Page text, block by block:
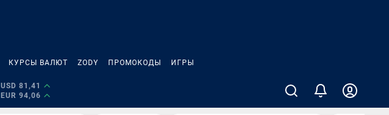
КУРСЫ ВАЛЮТ ZODY ПРОМОКОДЫ ИГРЫ
USD 81,41
EUR 94,06